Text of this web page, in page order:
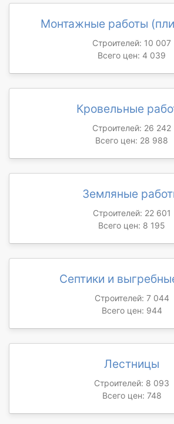
Монтажные работы
Строителей: 10 007
Всего цен: 4 039
Кровельные
Строителей: 26 242
Всего цен: 28 988
Земляные
Строителей: 22 601
Всего цен: 8 195
Септики и
Строителей: 7 044
Всего цен: 944
Лестницы
Строителей: 8 093
Всего цен: 748